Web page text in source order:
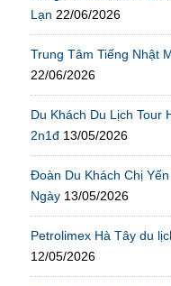
Lạn 22/06/2026
Trung Tâm Tiếng Nhật
22/06/2026
Du Khách Du Lịch Tour
2n1đ 13/05/2026
Đoàn Du Khách Chị
Ngày 13/05/2026
Petrolimex Hà Tây du
12/05/2026